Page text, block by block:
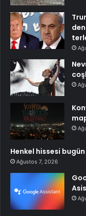
Henkel hissesi
Ağustos 7, 2026